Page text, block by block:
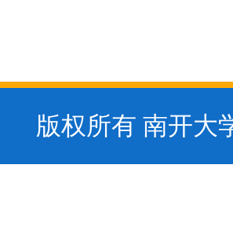
版权所有 南开大